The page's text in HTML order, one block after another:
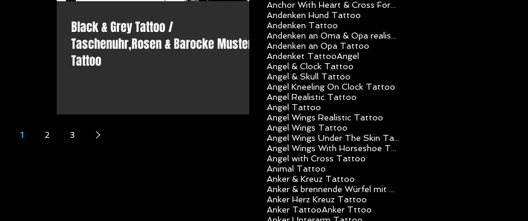
Black & Grey Tattoo /
Taschenuhr,Rosen & Barocke Muster
Tattoo
1 2 3
Andenken Hund Tattoo
Andenken Tattoo
Andenken an Opa Tattoo
Andenket TattooAngel
Angel & Clock Tattoo
Angel & Skull Tattoo
Angel Kneeling On Clock Tattoo
Angel Realistic Tattoo
Angel Tattoo
Angel Wings Realistic Tattoo
Angel Wings Tattoo
Angel with Cross Tattoo
Animal Tattoo
Anker & Kreuz Tattoo
Anker Herz Kreuz Tattoo
Anker TattooAnker Tttoo